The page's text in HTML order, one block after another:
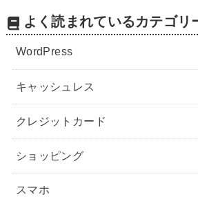
よく読まれているカテゴリ
WordPress
キャッシュレス
クレジットカード
ショッピング
スマホ